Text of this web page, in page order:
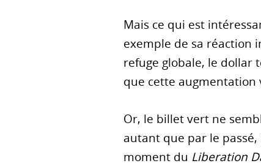
Mais ce qui est
exemple de sa réaction
refuge globale, le dollar
que cette augmentation
Or, le billet vert ne
autant que par le
moment du Liberation